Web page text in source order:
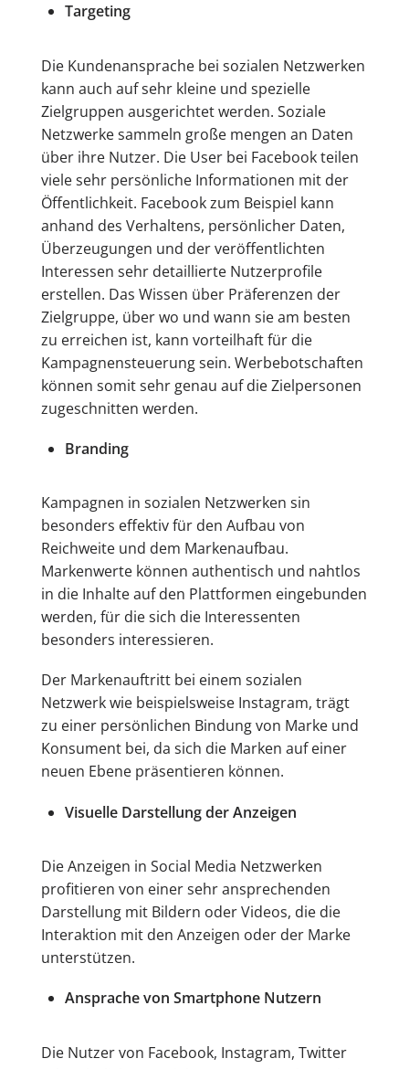
Targeting
Die Kundenansprache bei sozialen Netzwerken
kann auch auf sehr kleine und spezielle
Zielgruppen ausgerichtet werden. Soziale
Netzwerke sammeln große mengen an Daten
über ihre Nutzer. Die User bei Facebook teilen
viele sehr persönliche Informationen mit der
Öffentlichkeit. Facebook zum Beispiel kann
anhand des Verhaltens, persönlicher Daten,
Überzeugungen und der veröffentlichten
Interessen sehr detaillierte Nutzerprofile
erstellen. Das Wissen über Präferenzen der
Zielgruppe, über wo und wann sie am besten
zu erreichen ist, kann vorteilhaft für die
Kampagnensteuerung sein. Werbebotschaften
können somit sehr genau auf die Zielpersonen
zugeschnitten werden.
Branding
Kampagnen in sozialen Netzwerken sin
besonders effektiv für den Aufbau von
Reichweite und dem Markenaufbau.
Markenwerte können authentisch und nahtlos
in die Inhalte auf den Plattformen eingebunden
werden, für die sich die Interessenten
besonders interessieren.
Der Markenauftritt bei einem sozialen
Netzwerk wie beispielsweise Instagram, trägt
zu einer persönlichen Bindung von Marke und
Konsument bei, da sich die Marken auf einer
neuen Ebene präsentieren können.
Visuelle Darstellung der Anzeigen
Die Anzeigen in Social Media Netzwerken
profitieren von einer sehr ansprechenden
Darstellung mit Bildern oder Videos, die die
Interaktion mit den Anzeigen oder der Marke
unterstützen.
Ansprache von Smartphone Nutzern
Die Nutzer von Facebook, Instagram, Twitter